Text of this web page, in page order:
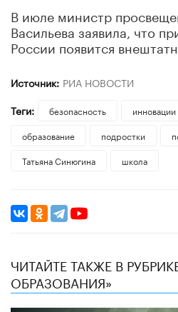
В июле министр
Васильева заявила, что
России появится
Источник: РИА НОВОСТИ
Теги:
безопасность инновации
образование
подростки
Татьяна Синюгина
школа
ЧИТАЙТЕ ТАКЖЕ В
ОБРАЗОВАНИЯ»